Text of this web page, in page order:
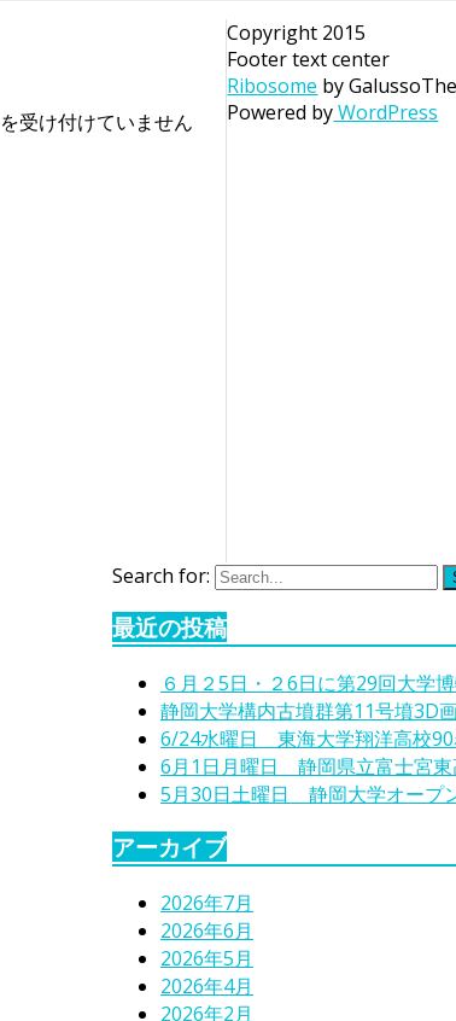
受け付けていません
Search for:
最近の投稿
６月２5日・２6日に第29回大学
静岡大学構内古墳群第11号墳3D
6/24水曜日 東海大学翔洋高校90
6月1日月曜日 静岡県立富士宮東
5月30日土曜日 静岡大学オープ
アーカイブ
2026年7月
2026年6月
2026年5月
2026年4月
2026年2月
Copyright 2015
Footer text center
Ribosome by
Powered byWordPress